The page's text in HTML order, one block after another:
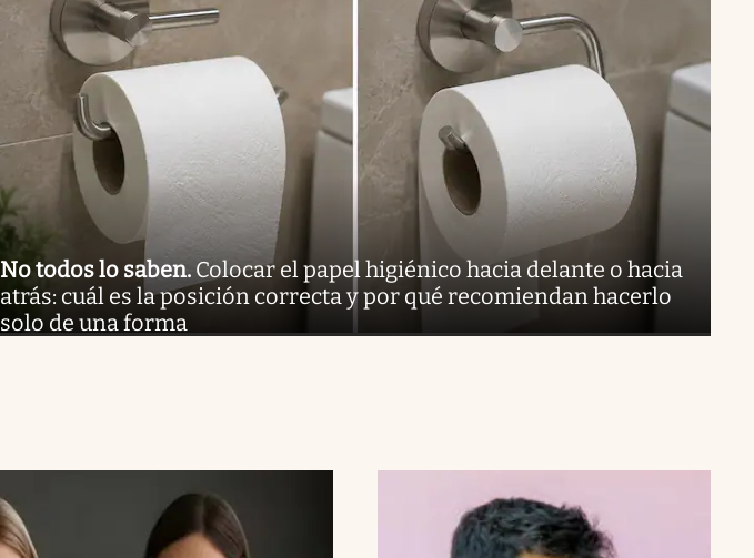
No todos lo saben. Colocar el papel higiénico hacia delante o hacia
atrás: cuál es la posición correcta y por qué recomiendan hacerlo
solo de una forma